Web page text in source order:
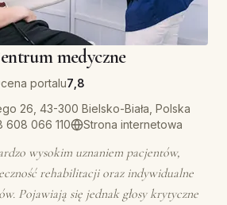
medyczne
portalu7,8
26, 43-300 Bielsko-Biała, Polska
608 066 110 Strona internetowa
wysokim uznaniem pacjentów,
rehabilitacji oraz indywidualne
Pojawiają się jednak głosy krytyczne